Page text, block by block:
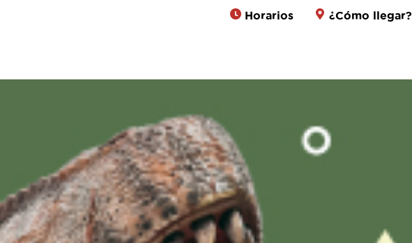
Horarios ¿Cómo llegar?